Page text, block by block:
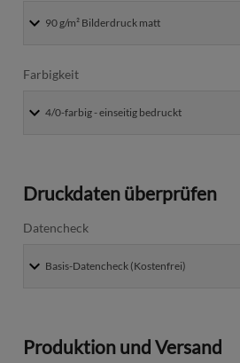
Farbigkeit
Druckdaten überprüfen
Datencheck
Produktion und Versand